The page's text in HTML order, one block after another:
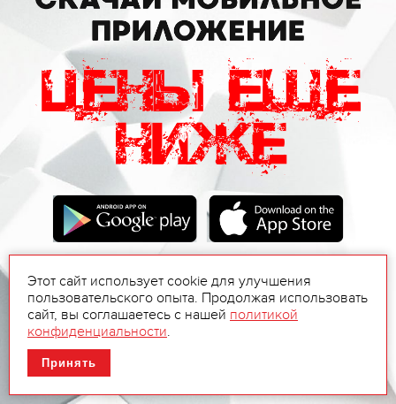
Этот сайт использует cookie для улучшения
пользовательского опыта. Продолжая использовать
сайт, вы соглашаетесь с нашей политикой
конфиденциальности.
Принять